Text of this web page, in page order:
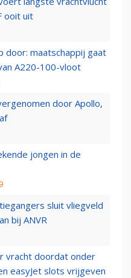
ooit uit
door: maatschappij gaat
A220-100-vloot
door Apollo,
jongen in de
sluit vliegveld
bij ANVR
vracht doordat onder
easyJet slots vrijgeven